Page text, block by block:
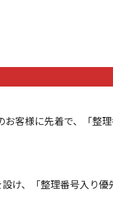
客様に先着で、「整
け、「整理番号入り